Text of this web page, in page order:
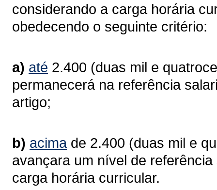
considerando a carga horária
obedecendo o seguinte critério:
a) até 2.400 (duas mil e
permanecerá na referência
artigo;
b) acimade 2.400 (duas mil e
avançara um nível de
carga horária curricular.